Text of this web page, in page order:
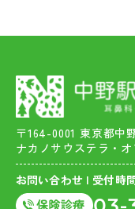
〒164-0001 東京都中
ナカノサウステラ・
お問い合わせ | 受付時